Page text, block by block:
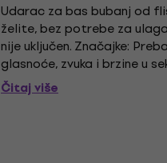
Udarac za bas bubanj od
želite, bez potrebe za
nije uključen. Značajke:
glasnoće, zvuka i brzine u
pluta!) visoke gustoće s
Čitaj više